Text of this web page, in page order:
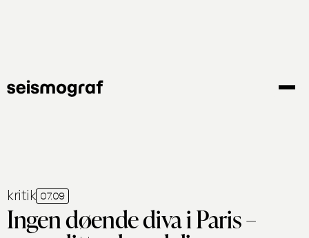
kritik 07.09
Ingen døende diva i Paris –